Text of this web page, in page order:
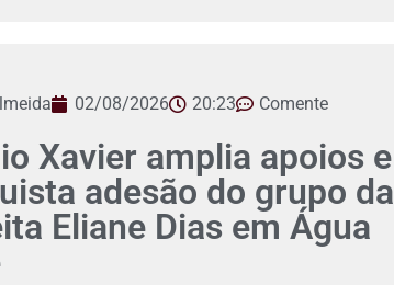
02/08/2026 20:23 Comente
Xavier amplia apoios e
adesão do grupo da
Eliane Dias em Água